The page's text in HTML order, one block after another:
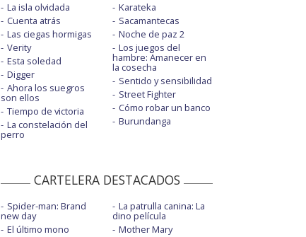
La isla olvidada
Cuenta atrás
Las ciegas hormigas
Verity
Esta soledad
Digger
Ahora los suegros
son ellos
Tiempo de victoria
La constelación del
perro
Karateka
Sacamantecas
Noche de paz 2
Los juegos del
hambre: Amanecer en
la cosecha
Sentido y sensibilidad
Street Fighter
Cómo robar un banco
Burundanga
CARTELERA DESTACADOS
Spider-man: Brand
new day
El último mono
La patrulla canina: La
dino película
Mother Mary